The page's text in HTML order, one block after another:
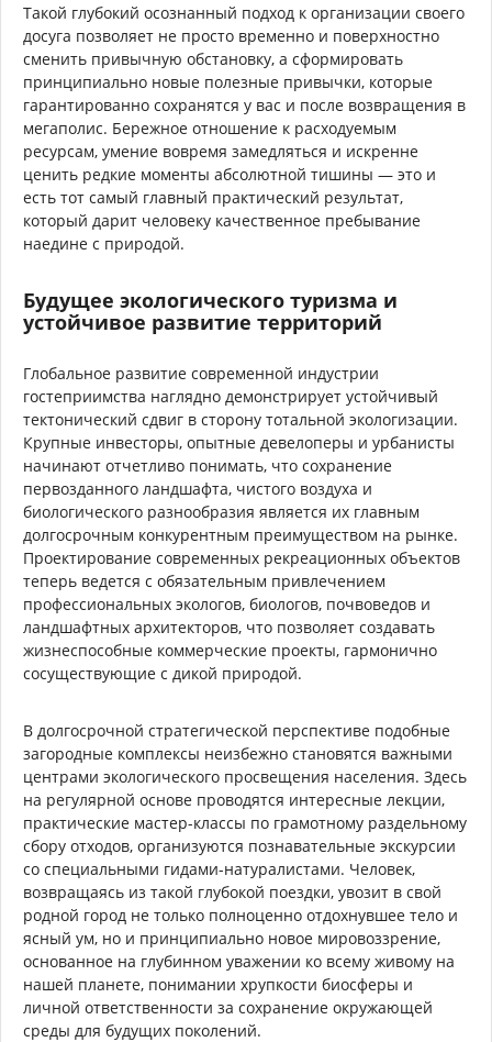
Такой глубокий осознанный подход к организации своего
досуга позволяет не просто временно и поверхностно
сменить привычную обстановку, а сформировать
принципиально новые полезные привычки, которые
гарантированно сохранятся у вас и после возвращения в
мегаполис. Бережное отношение к расходуемым
ресурсам, умение вовремя замедляться и искренне
ценить редкие моменты абсолютной тишины — это и
есть тот самый главный практический результат,
который дарит человеку качественное пребывание
наедине с природой.
Будущее экологического туризма и
устойчивое развитие территорий
Глобальное развитие современной индустрии
гостеприимства наглядно демонстрирует устойчивый
тектонический сдвиг в сторону тотальной экологизации.
Крупные инвесторы, опытные девелоперы и урбанисты
начинают отчетливо понимать, что сохранение
первозданного ландшафта, чистого воздуха и
биологического разнообразия является их главным
долгосрочным конкурентным преимуществом на рынке.
Проектирование современных рекреационных объектов
теперь ведется с обязательным привлечением
профессиональных экологов, биологов, почвоведов и
ландшафтных архитекторов, что позволяет создавать
жизнеспособные коммерческие проекты, гармонично
сосуществующие с дикой природой.
В долгосрочной стратегической перспективе подобные
загородные комплексы неизбежно становятся важными
центрами экологического просвещения населения. Здесь
на регулярной основе проводятся интересные лекции,
практические мастер-классы по грамотному раздельному
сбору отходов, организуются познавательные экскурсии
со специальными гидами-натуралистами. Человек,
возвращаясь из такой глубокой поездки, увозит в свой
родной город не только полноценно отдохнувшее тело и
ясный ум, но и принципиально новое мировоззрение,
основанное на глубинном уважении ко всему живому на
нашей планете, понимании хрупкости биосферы и
личной ответственности за сохранение окружающей
среды для будущих поколений.